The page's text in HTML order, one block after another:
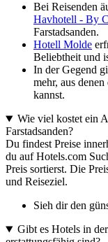
Bei Reisenden
Havhotell - By
Farstadsanden.
Hotell Molde
Beliebtheit und
In der Gegend
mehr, aus
kannst.
Wie viel kostet ein
Farstadsanden?
Du findest Preise
du auf Hotels.com
Preis sortierst. Die
und Reiseziel.
Sieh dir den
Gibt es Hotels in